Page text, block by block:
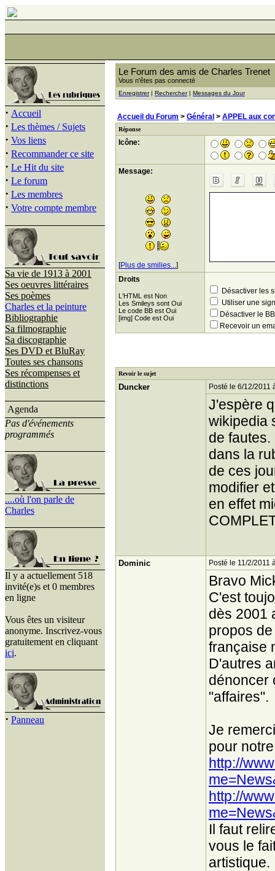
· Accueil
· Les thèmes / Sujets
· Vos liens
· Recommander ce site
· Le Hit du site
· Le forum
· Les membres
· Votre compte membre
Sa vie de 1913 à 2001
Ses oeuvres littéraires
Ses poèmes
Charles et la peinture
Bibliographie
Sa filmographie
Sa discographie
Ses DVD et BluRay
Toutes ses chansons
Ses récompenses et
distinctions
Agenda
Pas d'événements
programmés
....où l'on parle de
Charles
Il y a actuellement 518
invité(e)s et 0 membres
en ligne
Vous êtes un visiteur
anonyme. Inscrivez-vous
gratuitement en cliquant
ici.
· Panneau
Le Forum des amis de Charles Trenet
Vous n'êtes pas connecté
Enregistrer| Rechercher| Messages du Jour
Accueil du Forum > Général > APPEL aux
Réponse
Icône:
Message:
[Plus de smilies...]
Droits
L'HTML est Non
Les Smileys sont Oui
Le code BB est Oui
[img] Code est Oui
Désactiver les
Utiliser une
Désactiver le
Recevoir un
Revoir le sujet
Duncker Posté le 6/12/2011
J'espère
wikipedia
de
dans la
de ces
modifier
en effet
Dominic Posté le 11/2/2011
Bravo
C'est
dès 2001
propos
française
D'autres
dénoncer
"affaires".
Je
pour
http://
http://
Il faut
vous le
artistique.